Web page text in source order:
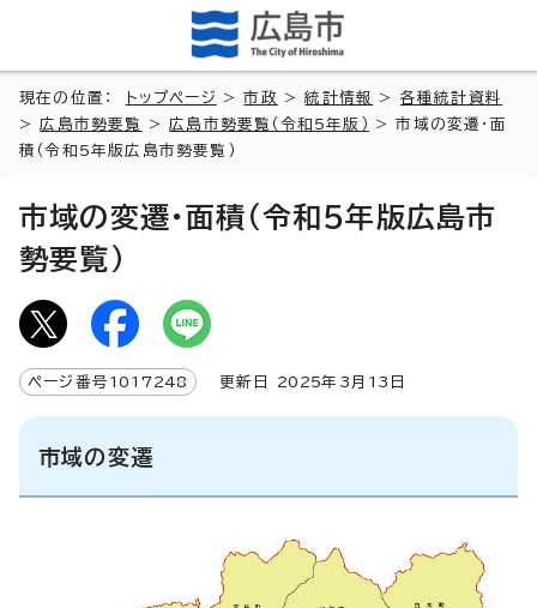
現在の位置： トップページ >市政 >統計情報 > 各種統計資料
>広島市勢要覧 >広島市勢要覧（令和5年版）
> 市域の変遷・面
積（令和5年版広島市勢要覧）
市域の変遷・面積（令和5年版広島市
勢要覧）
ページ番号 1017248 更新日 2025年3月 13 日
市域の変遷